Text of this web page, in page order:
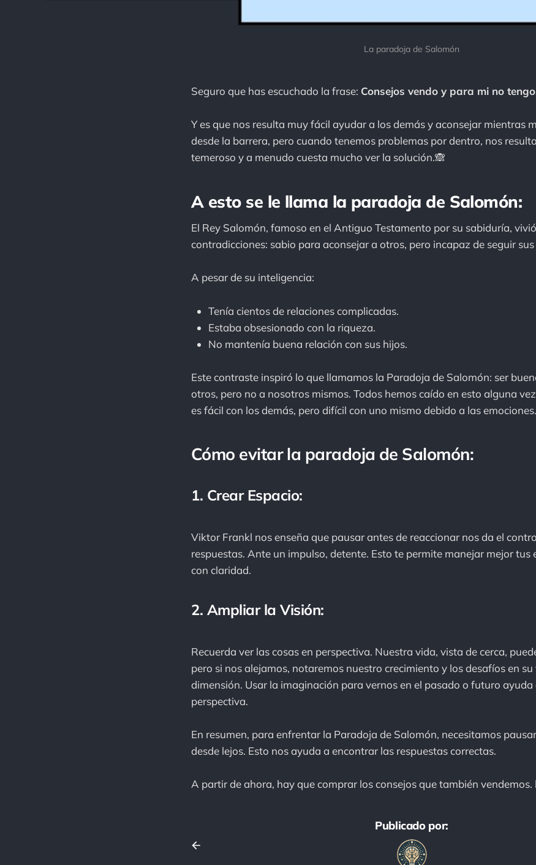
La paradoja de Salomón
Seguro que has escuchado la frase: Consejos vendo y para mi no tengo
Y es que nos resulta muy fácil ayudar a los demás y aconsejar mientras
desde la barrera, pero cuando tenemos problemas por dentro, nos
temeroso y a menudo cuesta mucho ver la solución.🙈
A esto se le llama la paradoja de Salomón:
El Rey Salomón, famoso en el Antiguo Testamento por su sabiduría,
contradicciones: sabio para aconsejar a otros, pero incapaz de seguir
A pesar de su inteligencia:
Tenía cientos de relaciones complicadas.
Estaba obsesionado con la riqueza.
No mantenía buena relación con sus hijos.
Este contraste inspiró lo que llamamos la Paradoja de Salomón: ser
otros, pero no a nosotros mismos. Todos hemos caído en esto alguna
es fácil con los demás, pero difícil con uno mismo debido a las emociones.
Cómo evitar la paradoja de Salomón:
1. Crear Espacio:
Viktor Frankl nos enseña que pausar antes de reaccionar nos da el
respuestas. Ante un impulso, detente. Esto te permite manejar mejor tus
con claridad.
2. Ampliar la Visión:
Recuerda ver las cosas en perspectiva. Nuestra vida, vista de cerca,
pero si nos alejamos, notaremos nuestro crecimiento y los desafíos en
dimensión. Usar la imaginación para vernos en el pasado o futuro ayuda
perspectiva.
En resumen, para enfrentar la Paradoja de Salomón, necesitamos
desde lejos. Esto nos ayuda a encontrar las respuestas correctas.
A partir de ahora, hay que comprar los consejos que también vendemos.
Publicado por: